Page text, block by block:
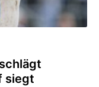
siegt